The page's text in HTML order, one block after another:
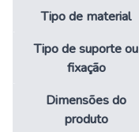
Tipo de material
Tipo de suporte ou
fixação
Dimensões do
produto